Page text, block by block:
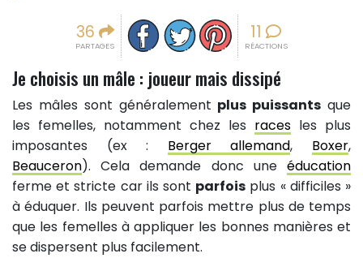
36
PARTAGES
Partager sur facebook
Partager sur Twitter
Epingler sur Pinterest
11
RÉACTIONS
Je choisis un mâle : joueur mais dissipé
Les mâles sont généralement plus puissants que
les femelles, notamment chez les races les plus
imposantes (ex : Berger allemand, Boxer,
Beauceron). Cela demande donc une éducation
ferme et stricte car ils sont parfois plus « difficiles »
à éduquer. Ils peuvent parfois mettre plus de temps
que les femelles à appliquer les bonnes manières et
se dispersent plus facilement.